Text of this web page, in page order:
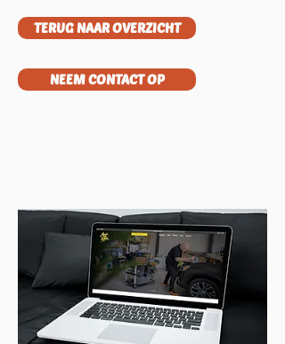
TERUG NAAR OVERZICHT
NEEM CONTACT OP